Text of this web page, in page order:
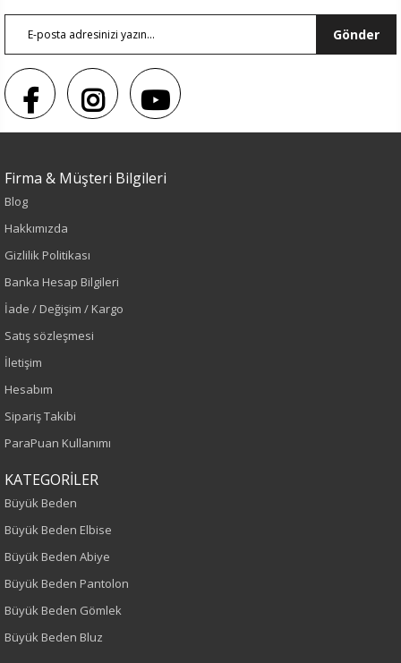
Siyah
Sezon
İlkbahar-Yaz
Yaş Grubu
Yetişkin
Büyük Beden
Desen
Düz
Kadın
Gönder
Firma & Müşteri Bilgileri
Blog
Hakkımızda
Gizlilik Politikası
Banka Hesap Bilgileri
İade / Değişim / Kargo
Satış sözleşmesi
İletişim
Hesabım
Sipariş Takibi
ParaPuan Kullanımı
KATEGORİLER
Büyük Beden
Büyük Beden Elbise
Büyük Beden Abiye
Büyük Beden Pantolon
Büyük Beden Gömlek
Büyük Beden Bluz